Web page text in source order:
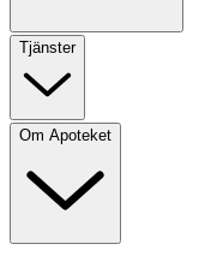
Tjänster
Om Apoteket